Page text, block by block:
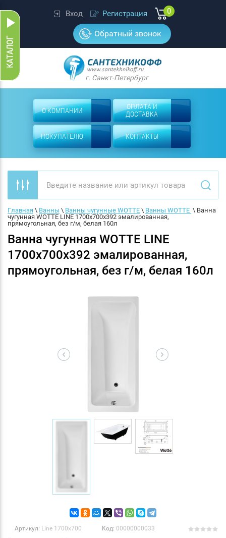
Вход Регистрация 0
Обратный звонок
г. Санкт-Петербург
О КОМПАНИИ
ОПЛАТА И
ДОСТАВКА
ПОКУПАТЕЛЮ КОНТАКТЫ
Главная \ Ванны \ Ванны чугунные WOTTE \ Ванны WOTTE \ Ванна
чугунная WOTTE LINE 1700х700x392 эмалированная,
прямоугольная, без г/м, белая 160л
Ванна чугунная WOTTE LINE
1700х700x392 эмалированная,
прямоугольная, без г/м, белая 160л
Артикул: Line 1700x700 Код: 00000000033